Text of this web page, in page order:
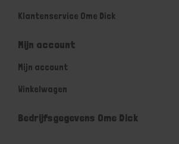
Klantenservice Ome Dick
Mijn account
Mijn account
Winkelwagen
Bedrijfsgegevens Ome Dick